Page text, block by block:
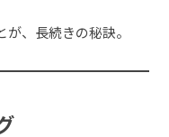
、長続きの秘訣。